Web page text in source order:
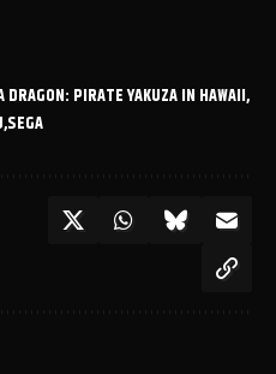
DRAGON: PIRATE YAKUZA IN HAWAII
SEGA